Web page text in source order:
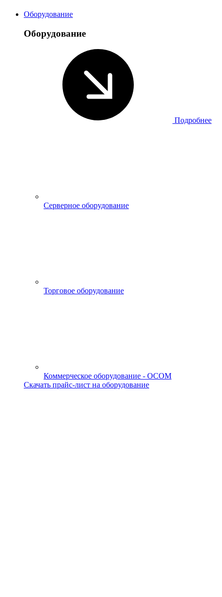
Оборудование
Оборудование
Подробнее
Серверное оборудование
Торговое оборудование
Коммерческое оборудование - OCOM
Скачать прайс-лист на оборудование